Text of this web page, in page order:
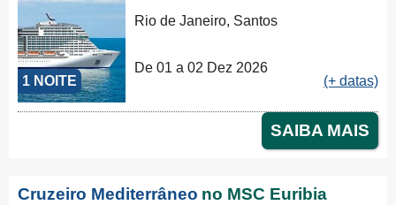
1 NOITE
Rio de Janeiro, Santos
De 01 a 02 Dez 2026
(+ datas)
SAIBA MAIS
Cruzeiro Mediterrâneo no MSC Euribia